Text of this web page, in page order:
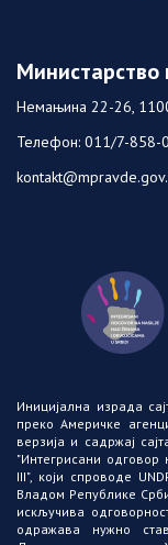
Министарство
Немањина 22-26,
Телефон: 011/7-
Иницијална израда
преко Америчке
верзија и садржај
"Интегрисани
III", који спроводе
Владом Републике
искључива
одражава нужно